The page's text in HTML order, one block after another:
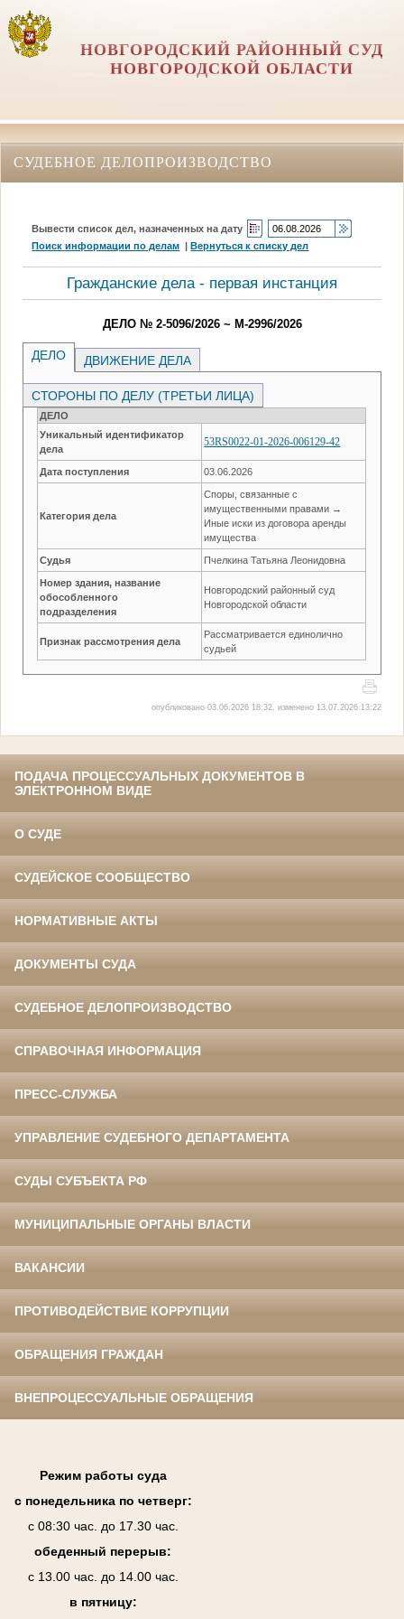
НОВГОРОДСКИЙ РАЙОННЫЙ СУД
НОВГОРОДСКОЙ ОБЛАСТИ
СУДЕБНОЕ ДЕЛОПРОИЗВОДСТВО
Вывести список дел, назначенных на дату
Поиск информации по делам |Вернуться к списку дел
Гражданские дела - первая инстанция
ДЕЛО № 2-5096/2026 ~ М-2996/2026
ДЕЛО ДВИЖЕНИЕ ДЕЛА
СТОРОНЫ ПО ДЕЛУ (ТРЕТЬИ ЛИЦА)
ДЕЛО
Уникальный идентификатор
дела
53RS0022-01-2026-006129-42
Дата поступления 03.06.2026
Категория дела
Споры, связанные с
имущественными правами →
Иные иски из договора аренды
имущества
Судья Пчелкина Татьяна Леонидовна
Номер здания, название
обособленного
подразделения
Новгородский районный суд
Новгородской области
Признак рассмотрения дела
Рассматривается единолично
судьей
опубликовано 03.06.2026 18:32, изменено 13.07.2026 13:22
ПОДАЧА ПРОЦЕССУАЛЬНЫХ ДОКУМЕНТОВ В
ЭЛЕКТРОННОМ ВИДЕ
О СУДЕ
СУДЕЙСКОЕ СООБЩЕСТВО
НОРМАТИВНЫЕ АКТЫ
ДОКУМЕНТЫ СУДА
СУДЕБНОЕ ДЕЛОПРОИЗВОДСТВО
СПРАВОЧНАЯ ИНФОРМАЦИЯ
ПРЕСС-СЛУЖБА
УПРАВЛЕНИЕ СУДЕБНОГО ДЕПАРТАМЕНТА
СУДЫ СУБЪЕКТА РФ
МУНИЦИПАЛЬНЫЕ ОРГАНЫ ВЛАСТИ
ВАКАНСИИ
ПРОТИВОДЕЙСТВИЕ КОРРУПЦИИ
ОБРАЩЕНИЯ ГРАЖДАН
ВНЕПРОЦЕССУАЛЬНЫЕ ОБРАЩЕНИЯ
Режим работы суда
с понедельника по четверг:
с 08:30 час. до 17.30 час.
обеденный перерыв:
с 13.00 час. до 14.00 час.
в пятницу: